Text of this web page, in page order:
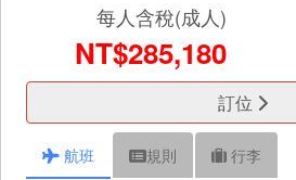
每人含稅(成人)
NT$285,180
訂位
航班 規則 行李